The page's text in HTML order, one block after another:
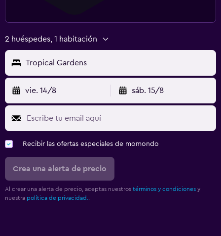
2 huéspedes, 1 habitación
Tropical Gardens
vie. 14/8 sáb. 15/8
Recibir las ofertas especiales de momondo
Crea una alerta de precio
Al crear una alerta de precio, aceptas nuestros términos y condiciones y
nuestra política de privacidad.